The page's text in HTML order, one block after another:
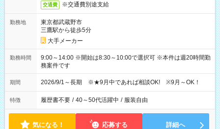
交通費 ※交通費別途支給
勤務地
東京都武蔵野市
三鷹駅から徒歩5分
大手メーカー
勤務時間
9:00～14:00 ※開始は8:30～10:00で選択可 ※本件は週20時間勤
務案件です
期間 2026/9/1～長期 ※★9月中であれば相談OK! ※9月～OK！
特徴 履歴書不要 / 40～50代活躍中 / 服装自由
気になる！ 応募する 詳細へ